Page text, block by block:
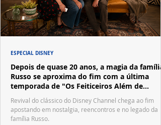
Depois de quase 20 anos, a magia da família
Russo se aproxima do fim com a última
temporada de "Os Feiticeiros Além de
Revival do clássico do Disney Channel chega ao fim
apostando em nostalgia, reencontros e no legado da
família Russo.
ESPECIAL DISNEY